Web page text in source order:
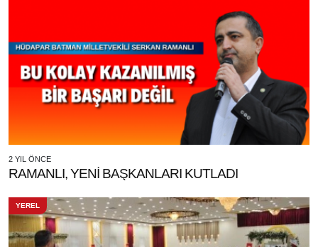
2 YIL ÖNCE
RAMANLI, YENİ BAŞKANLARI KUTLADI
YEREL